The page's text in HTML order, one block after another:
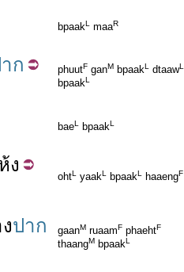
bpaakL maaR
ก phuutF ganM bpaakL dtaawL
bpaakL
baeL bpaakL
ง
ohtL yaakL bpaakL haaengF
ปาก gaanM ruaamF phaehtF
thaangM bpaakL